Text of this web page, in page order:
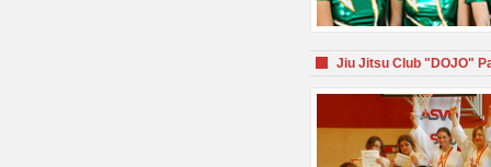
Jiu Jitsu Club "DOJO"